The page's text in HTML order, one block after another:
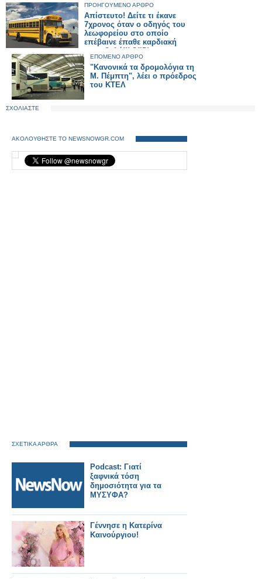
ΠΡΟΗΓΟΥΜΕΝΟ ΑΡΘΡΟ
Απίστευτο! Δείτε τι έκανε
7χρονος όταν ο οδηγός του
λεωφορείου στο οποίο
επέβαινε έπαθε καρδιακή
προσβολή!!! (VID)
ΕΠΟΜΕΝΟ ΑΡΘΡΟ
"Κανονικά τα δρομολόγια τη
Μ. Πέμπτη", λέει ο πρόεδρος
του ΚΤΕΛ
ΣΧΟΛΙΑΣΤΕ
ΑΚΟΛΟΥΘΗΣΤΕ ΤΟ NEWSNOWGR.COM
ΣΧΕΤΙΚΑ ΑΡΘΡΑ
Podcast: Γιατί
ξαφνικά τόση
δημοσιότητα για τα
ΜΥΣΥΦΑ?
Γέννησε η Κατερίνα
Καινούργιου!